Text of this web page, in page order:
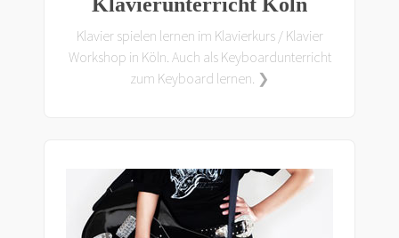
Klavier spielen lernen im Klavierkurs / Klavier
Workshop in Köln. Auch als Keyboardunterricht
zum Keyboard lernen. ❯